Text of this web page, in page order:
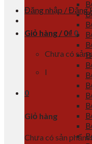
Đăng nhập / Đăng
Giỏ hàng / 0₫ 0
Chưa có sản
l
0
Giỏ hàng
Chưa có sản phẩm